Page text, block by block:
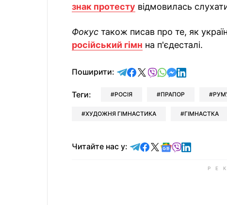
знак протесту відмовилась
Фокус також писав про те, як
російський гімн на п'єдесталі.
Поширити: відправити у Telegram
поділитись у Facebook
поділитись у X
відправити у Viber
відправити у
відправити у
Теги: РОСІЯ ПРАПОР
ХУДОЖНЯ ГІМНАСТИКА ГІМНАСТКА
Читайте нас у: Читайте у Telegram
Читайте у Facebook
Читайте у X
Читайте у
Читайте у
Читайте